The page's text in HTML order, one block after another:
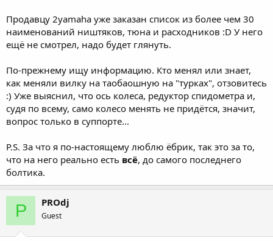
Продавцу 2yamaha уже заказан список из более чем 30
наименований ништяков, тюна и расходников :D У него
ещё не смотрел, надо будет глянуть.
По-прежнему ищу информацию. Кто менял или знает,
как меняли вилку на таобаошную на "турках", отзовитесь
:) Уже выяснил, что ось колеса, редуктор спидометра и,
судя по всему, само колесо менять не придётся, значит,
вопрос только в суппорте...
P.S. За что я по-настоящему люблю ёбрик, так это за то,
что на него реально есть всё, до самого последнего
болтика.
P PROdj
Guest